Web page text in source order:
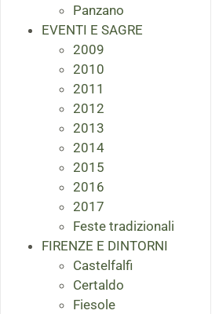
Panzano
EVENTI E SAGRE
2009
2010
2011
2012
2013
2014
2015
2016
2017
Feste tradizionali
FIRENZE E DINTORNI
Castelfalfi
Certaldo
Fiesole